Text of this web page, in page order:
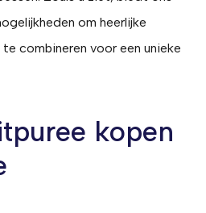
om heerlijke
combineren voor een unieke
kopen